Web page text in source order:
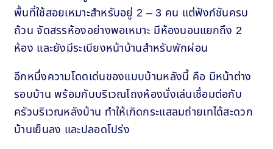
พื้นที่ใช้สอยเหมาะสำหรับอยู่ 2 – 3 คน แต่ฟังก์ชันครบ
ถ้วน จัดสรรห้องอย่างพอเหมาะ มีห้องนอนแยกถึง 2
ห้อง และยังมีระเบียงหน้าบ้านสำหรับพักผ่อน
อีกหนึ่งความโดดเด่นของแบบบ้านหลังนี้ คือ มีหน้าต่าง
รอบบ้าน พร้อมกับบริเวณโถงห้องนั่งเล่นเชื่อมต่อกับ
ครัวบริเวณหลังบ้าน ทำให้เกิดกระแสลมถ่ายเทได้สะดวก
บ้านเย็นลง และปลอดโปร่ง